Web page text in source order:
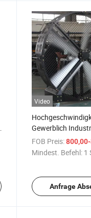
Video
Gewerblich
Großer
FOB Preis: 800,00-
Mindest. Befehl: 1
Anfrage